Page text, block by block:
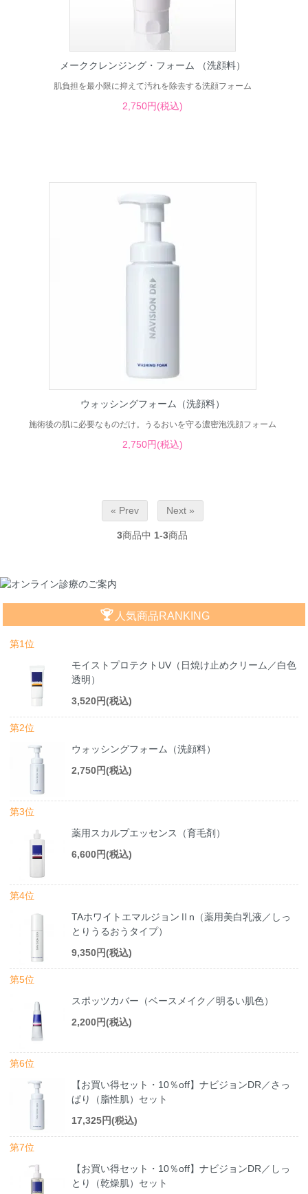
メーククレンジング・フォーム （洗顔料）
肌負担を最小限に抑えて汚れを除去する洗顔フォーム
2,750円(税込)
ウォッシングフォーム（洗顔料）
施術後の肌に必要なものだけ。うるおいを守る濃密泡洗顔フォーム
2,750円(税込)
« Prev Next »
3商品中 1-3商品
人気商品RANKING
第1位
モイストプロテクトUV（日焼け止めクリーム／白色
透明）
3,520円(税込)
第2位
ウォッシングフォーム（洗顔料）
2,750円(税込)
第3位
薬用スカルプエッセンス（育毛剤）
6,600円(税込)
第4位
TAホワイトエマルジョンⅡn（薬用美白乳液／しっ
とりうるおうタイプ）
9,350円(税込)
第5位
スポッツカバー（ベースメイク／明るい肌色）
2,200円(税込)
第6位
【お買い得セット・10％off】ナビジョンDR／さっ
ぱり（脂性肌）セット
17,325円(税込)
第7位
【お買い得セット・10％off】ナビジョンDR／しっ
とり（乾燥肌）セット